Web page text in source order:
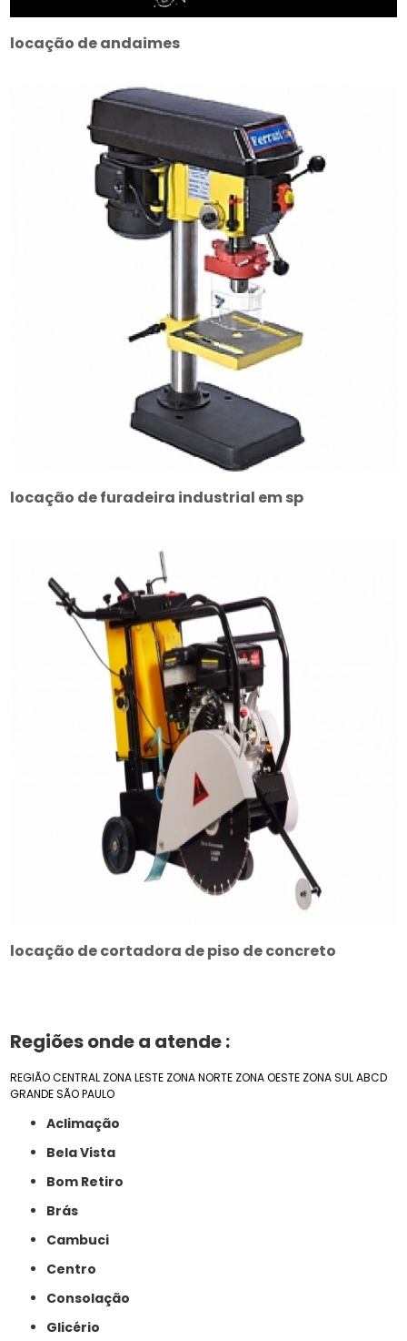
locação de andaimes
locação de furadeira industrial em sp
locação de cortadora de piso de concreto
Regiões onde a atende :
REGIÃO CENTRAL ZONA LESTE ZONA NORTE ZONA OESTE ZONA SULABCD
GRANDE SÃO PAULO
Aclimação
Bela Vista
Bom Retiro
Brás
Cambuci
Centro
Consolação
Glicério